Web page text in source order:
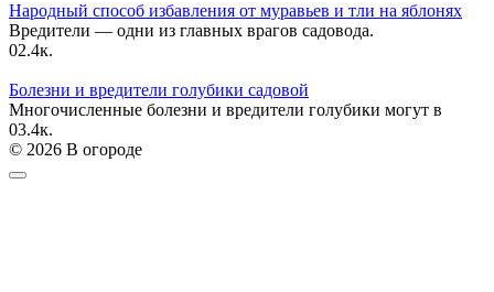
Народный способ избавления от муравьев и тли на яблонях
Вредители — одни из главных врагов садовода.
02.4к.
Болезни и вредители голубики садовой
Многочисленные болезни и вредители голубики могут в
03.4к.
© 2026 В огороде